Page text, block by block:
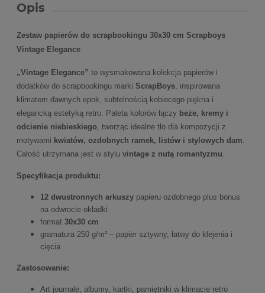
Opis
Zestaw papierów do scrapbookingu 30x30 cm Scrapboys
Vintage Elegance
„Vintage Elegance” to wysmakowana kolekcja papierów i
dodatków do scrapbookingu marki ScrapBoys, inspirowana
klimatem dawnych epok, subtelnością kobiecego piękna i
elegancką estetyką retro. Paleta kolorów łączy beże, kremy i
odcienie niebieskiego, tworząc idealne tło dla kompozycji z
motywami kwiatów, ozdobnych ramek, listów i stylowych dam.
Całość utrzymana jest w stylu vintage z nutą romantyzmu.
Specyfikacja produktu:
12 dwustronnych arkuszy papieru ozdobnego plus bonus
na odwrocie okładki
format 30x30 cm
gramatura 250 g/m² – papier sztywny, łatwy do klejenia i
cięcia
Zastosowanie:
Art journale, albumy, kartki, pamiętniki w klimacie retro